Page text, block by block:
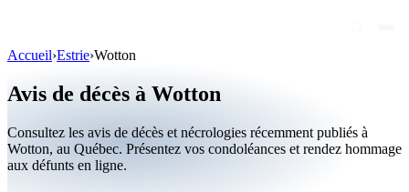
Personnalités publiques
Québec
Canada
Accueil›Estrie›Wotton
Avis de décès à Wotton
Consultez les avis de décès et nécrologies récemment publiés à
Wotton, au Québec. Présentez vos condoléances et rendez hommage
aux défunts en ligne.